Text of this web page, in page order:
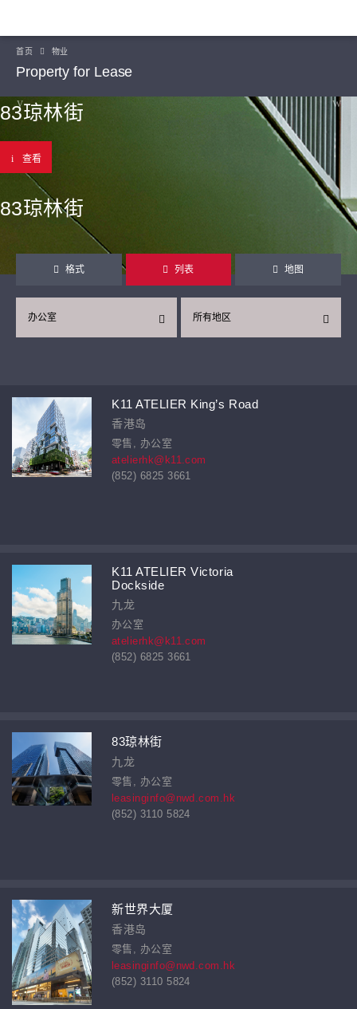
首页 物业
Property for Lease
83琼林街
查看
83琼林街
格式 列表 地图
所有地区
办公室
K11 ATELIER King’s Road
香港岛
零售, 办公室
atelierhk@k11.com
(852) 6825 3661
K11 ATELIER Victoria
Dockside
九龙
办公室
atelierhk@k11.com
(852) 6825 3661
83琼林街
九龙
零售, 办公室
leasinginfo@nwd.com.hk
(852) 3110 5824
新世界大厦
香港岛
零售, 办公室
leasinginfo@nwd.com.hk
(852) 3110 5824